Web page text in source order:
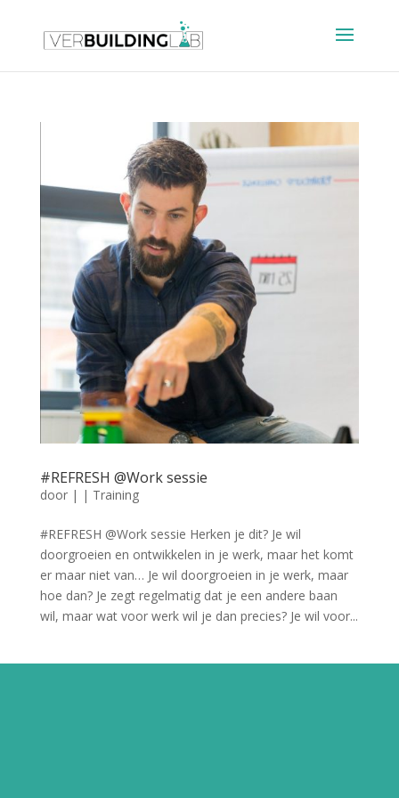
#REFRESH @Work sessie
door | | Training
#REFRESH @Work sessie Herken je dit? Je wil
doorgroeien en ontwikkelen in je werk, maar het komt
er maar niet van… Je wil doorgroeien in je werk, maar
hoe dan? Je zegt regelmatig dat je een andere baan
wil, maar wat voor werk wil je dan precies? Je wil voor...